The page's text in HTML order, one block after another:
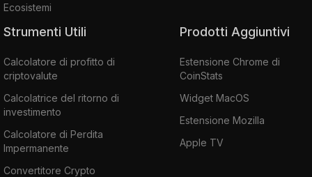
Ecosistemi
Strumenti Utili
Calcolatore di profitto di
criptovalute
Calcolatrice del ritorno di
investimento
Calcolatore di Perdita
Impermanente
Convertitore Crypto
Prodotti Aggiuntivi
Estensione Chrome di
CoinStats
Widget MacOS
Estensione Mozilla
Apple TV